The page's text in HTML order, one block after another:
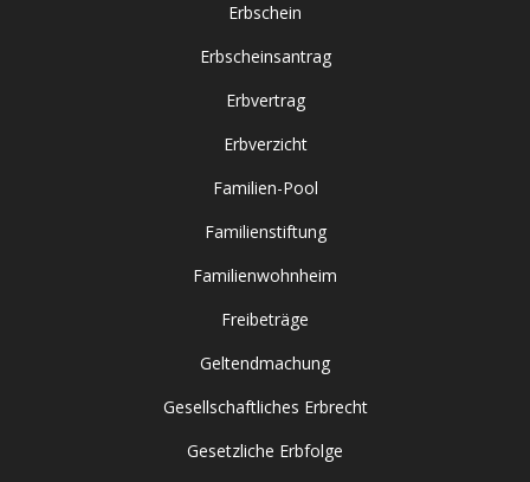
Erbschein
Erbscheinsantrag
Erbvertrag
Erbverzicht
Familien-Pool
Familienstiftung
Familienwohnheim
Freibeträge
Geltendmachung
Gesellschaftliches Erbrecht
Gesetzliche Erbfolge